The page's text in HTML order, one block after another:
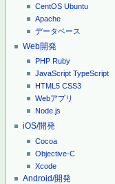
CentOS Ubuntu
Apache
データベース
Web開発
PHP Ruby
JavaScript TypeScript
HTML5 CSS3
Webアプリ
Node.js
iOS/開発
Cocoa
Objective-C
Xcode
Android/開発